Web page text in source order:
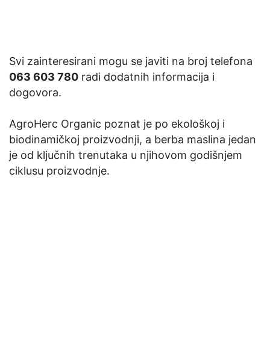
Svi zainteresirani mogu se javiti na broj telefona
063 603 780 radi dodatnih informacija i
dogovora.
AgroHerc Organic poznat je po ekološkoj i
biodinamičkoj proizvodnji, a berba maslina jedan
je od ključnih trenutaka u njihovom godišnjem
ciklusu proizvodnje.